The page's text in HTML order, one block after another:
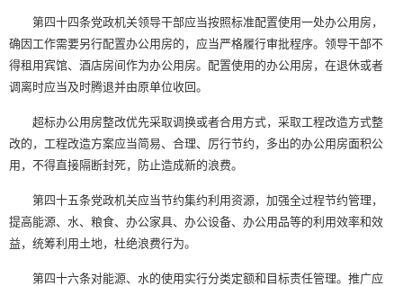
第四十四条党政机关领导干部应当按照标准配置使用一处办公用房，
确因工作需要另行配置办公用房的，应当严格履行审批程序。领导干部不
得租用宾馆、酒店房间作为办公用房。配置使用的办公用房，在退休或者
调离时应当及时腾退并由原单位收回。
超标办公用房整改优先采取调换或者合用方式，采取工程改造方式整
改的，工程改造方案应当简易、合理、厉行节约，多出的办公用房面积公
用，不得直接隔断封死，防止造成新的浪费。
第四十五条党政机关应当节约集约利用资源，加强全过程节约管理，
提高能源、水、粮食、办公家具、办公设备、办公用品等的利用效率和效
益，统筹利用土地，杜绝浪费行为。
第四十六条对能源、水的使用实行分类定额和目标责任管理。推广应